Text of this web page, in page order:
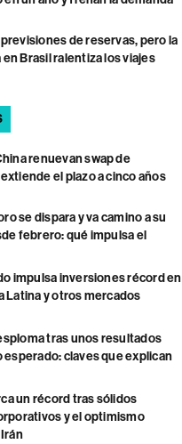
de reservas, pero la
Brasil ralentiza los viajes
renuevan swap de
el plazo a cinco años
se dispara y va camino a su
febrero: qué impulsa el
impulsa inversiones récord en
Latina y otros mercados
tras unos resultados
esperado: claves que explican
un récord tras sólidos
y el optimismo